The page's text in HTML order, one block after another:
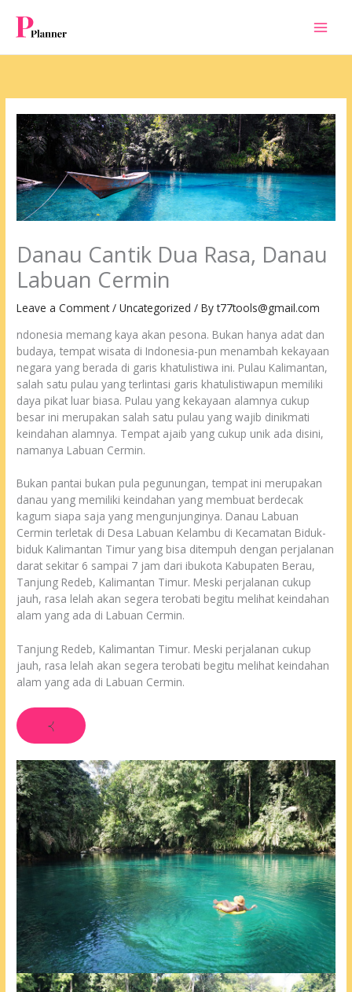
content
Danau Cantik Dua Rasa, Danau
Labuan Cermin
Leave a Comment /Uncategorized / Byt77tools@gmail.com
ndonesia memang kaya akan pesona. Bukan hanya adat dan
budaya, tempat wisata di Indonesia-pun menambah kekayaan
negara yang berada di garis khatulistiwa ini. Pulau Kalimantan,
salah satu pulau yang terlintasi garis khatulistiwapun memiliki
daya pikat luar biasa. Pulau yang kekayaan alamnya cukup
besar ini merupakan salah satu pulau yang wajib dinikmati
keindahan alamnya. Tempat ajaib yang cukup unik ada disini,
namanya Labuan Cermin.
Bukan pantai bukan pula pegunungan, tempat ini merupakan
danau yang memiliki keindahan yang membuat berdecak
kagum siapa saja yang mengunjunginya. Danau Labuan
Cermin terletak di Desa Labuan Kelambu di Kecamatan Biduk-
biduk Kalimantan Timur yang bisa ditempuh dengan perjalanan
darat sekitar 6 sampai 7 jam dari ibukota Kabupaten Berau,
Tanjung Redeb, Kalimantan Timur. Meski perjalanan cukup
jauh, rasa lelah akan segera terobati begitu melihat keindahan
alam yang ada di Labuan Cermin.
Tanjung Redeb, Kalimantan Timur. Meski perjalanan cukup
jauh, rasa lelah akan segera terobati begitu melihat keindahan
alam yang ada di Labuan Cermin.